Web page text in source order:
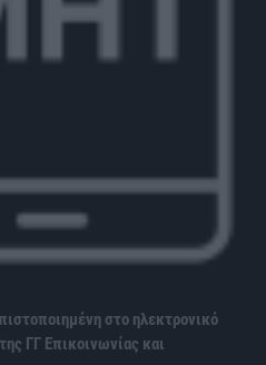
στο ηλεκτρονικό
ΓΓ Επικοινωνίας και